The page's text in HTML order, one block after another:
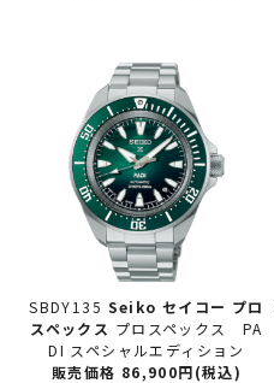
SBDY135 Seiko セイコー プロ
スペックス プロスペックス PA
DI スペシャルエディション
販売価格 86,900円(税込)